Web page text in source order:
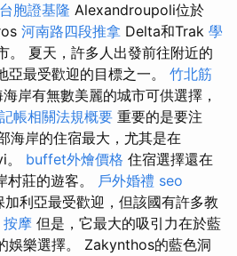
台胞證基隆 Alexandroupoli位於
河南路四段推拿 Delta和Trak 學
。 夏天，許多人出發前往附近的
亞最受歡迎的目標之一。 竹北筋
岸有無數美麗的城市可供選擇，
記帳相關法規概要 重要的是要注
海岸的住宿最大，尤其是在
buffet外燴價格 住宿選擇還在
莊的遊客。 戶外婚禮 seo
利亞最受歡迎，但該國有許多教
按摩 但是，它最大的吸引力在於藍
娛樂選擇。 Zakynthos的藍色洞